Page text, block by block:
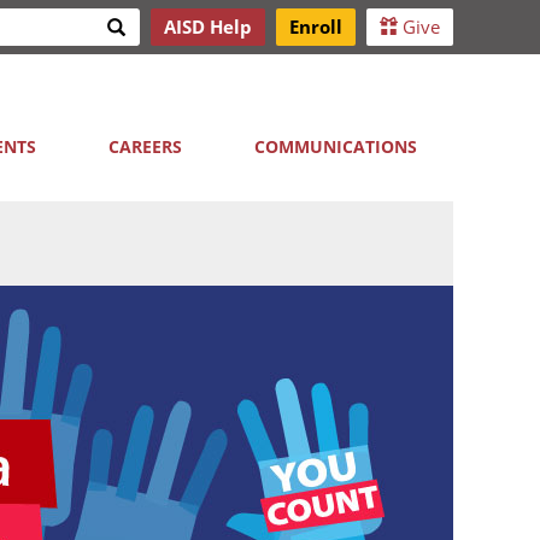
Search AISD Help Enroll Give
CAREERS COMMUNICATIONS